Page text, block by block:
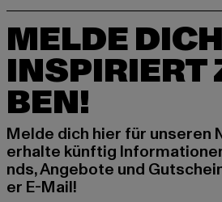
MELDE
INSPIRIERT
BEN!
Melde dich hier für unseren
erhalte künftig
nds, Angebote und
er E-Mail!